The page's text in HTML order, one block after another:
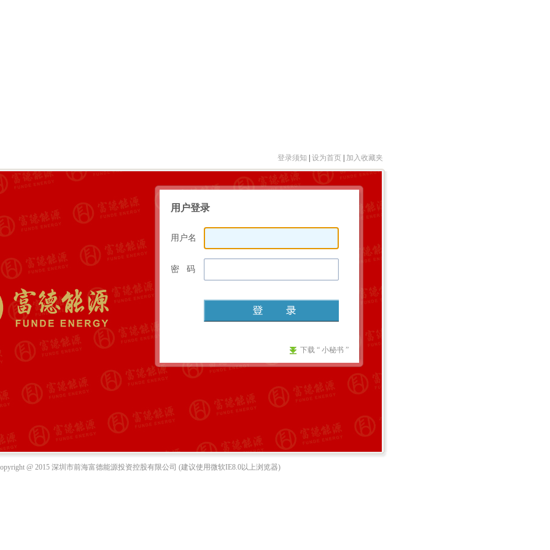
登录须知 设为首页 加入收藏夹
用户登录
用户名
密 码
下载 “ 小秘书 ”
@ 2015 深圳市前海富德能源投资控股有限公司 (建议使用微软IE8.0以上浏览器)